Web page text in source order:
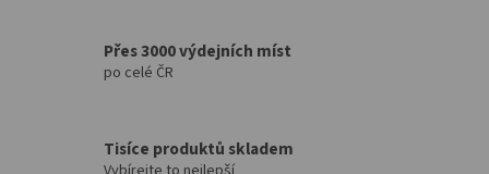
Přes 3000 výdejních míst
po celé ČR
Tisíce produktů skladem